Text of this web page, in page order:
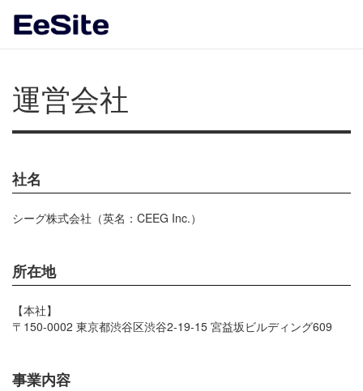
運営会社
社名
シーグ株式会社（英名：CEEG Inc.）
所在地
【本社】
〒150-0002 東京都渋谷区渋谷2-19-15 宮益坂ビルディング609
事業内容